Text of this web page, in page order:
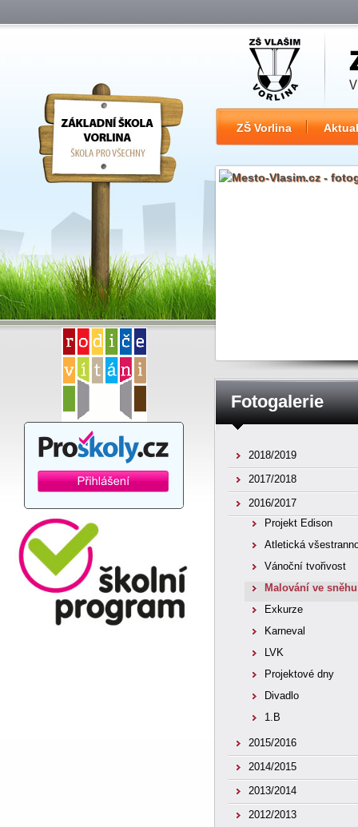
ZŠ Vorlina
Fotogalerie
2018/2019
2017/2018
2016/2017
Projekt Edison
Atletická
Vánoční tvořivost
Malování ve sněhu
Exkurze
Karneval
LVK
Projektové dny
Divadlo
1.B
2015/2016
2014/2015
2013/2014
2012/2013